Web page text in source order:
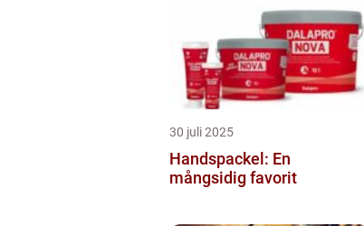
30 juli 2025
Handspackel: En
mångsidig favorit